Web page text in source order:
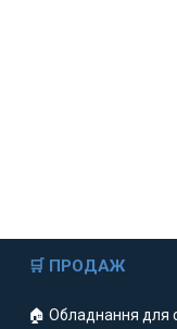
🛒 ПРОДАЖ
🏠 Обладнання для